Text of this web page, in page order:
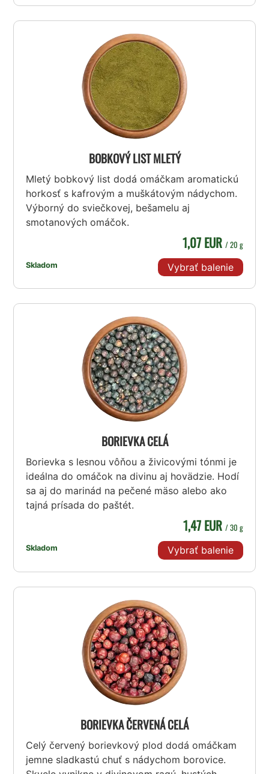
BOBKOVÝ LIST MLETÝ
Mletý bobkový list dodá omáčkam aromatickú
horkosť s kafrovým a muškátovým nádychom.
Výborný do sviečkovej, bešamelu aj
smotanových omáčok.
Skladom
1,07 EUR / 20 g
Vybrať balenie
BORIEVKA CELÁ
Borievka s lesnou vôňou a živicovými tónmi je
ideálna do omáčok na divinu aj hovädzie. Hodí
sa aj do marinád na pečené mäso alebo ako
tajná prísada do paštét.
Skladom
1,47 EUR / 30 g
Vybrať balenie
BORIEVKA ČERVENÁ CELÁ
Celý červený borievkový plod dodá omáčkam
jemne sladkastú chuť s nádychom borovice.